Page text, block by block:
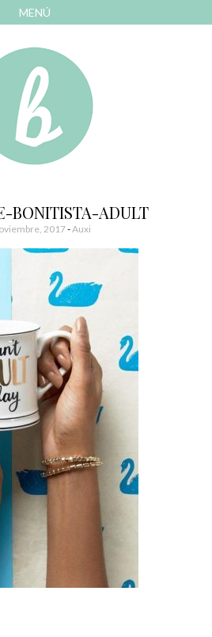
MENÚ
BONITISTA-ADULT
2017-Auxi